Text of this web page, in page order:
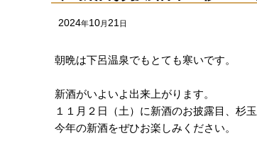
2024年10月 21 日
朝晩は下呂温泉でもとても寒いです。
新酒がいよいよ出来上がります。
１１月２日（土）に新酒のお披露目、杉
今年の新酒をぜひお楽しみください。